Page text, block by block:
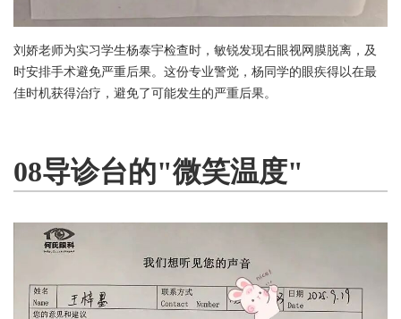
刘娇老师为实习学生杨泰宇检查时，敏锐发现右眼视网膜脱离，及
时安排手术避免严重后果。这份专业警觉，杨同学的眼疾得以在最
佳时机获得治疗，避免了可能发生的严重后果。
08导诊台的"微笑温度"